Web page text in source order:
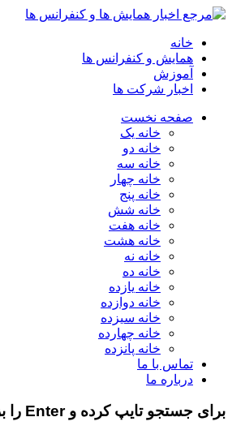
خانه
همایش و کنفرانس ها
آموزش
اخبار شرکت ها
صفحه نخست
خانه یک
خانه دو
خانه سه
خانه چهار
خانه پنج
خانه شش
خانه هفت
خانه هشت
خانه نه
خانه ده
خانه یازده
خانه دوازده
خانه سیزده
خانه چهارده
خانه پانزده
تماس با ما
درباره ما
برای جستجو تایپ کرده و Enter را بزنید